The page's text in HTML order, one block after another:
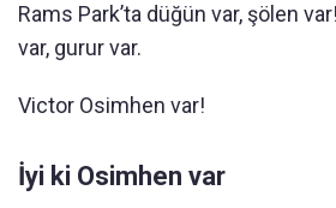
Rams Park’ta düğün var, şölen
var, gurur var.
Victor Osimhen var!
İyi ki Osimhen var